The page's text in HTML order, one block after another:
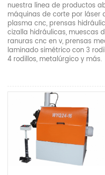
nuestra línea de productos
máquinas de corte por láser
plasma cnc, prensas
cizalla hidráulicas, muescas
ranuras cnc en v, prensas
laminado simétrico con 3
4 rodillos, metalúrgico y más.